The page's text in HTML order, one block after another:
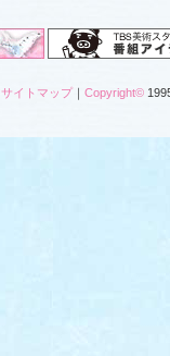
サイトマップ｜ Copyright©